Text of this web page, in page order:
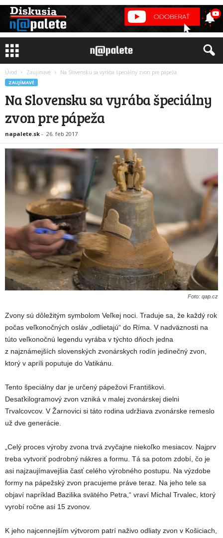
Úvod Zaujímavé Na Slovensku sa vyrába špeciálny zvon pre pápeža
ZAUJÍMAVÉ
Na Slovensku sa vyrába špeciálny
zvon pre pápeža
napalete.sk - 26. feb 2017
Foto: qap.cz
Zvony sú dôležitým symbolom Veľkej noci. Traduje sa, že každý rok
počas veľkonočných osláv „odlietajú“ do Ríma. V nadväznosti na
túto veľkonočnú legendu vyrába v týchto dňoch jedna
z najznámejších slovenských zvonárskych rodín jedinečný zvon,
ktorý v apríli poputuje do Vatikánu.
Tento špeciálny dar je určený pápežovi Františkovi.
Desaťkilogramový zvon vzniká v malej zvonárskej dielni
Trvalcovcov. V Žarnovici si táto rodina udržiava zvonárske remeslo
už dve generácie.
„Celý proces výroby zvona trvá zvyčajne niekoľko mesiacov. Najprv
treba vytvoriť podrobný nákres a formu. Tá sa potom zdobí, čo je
asi najzaujímavejšia časť celého výrobného postupu. Na výzdobe
formy na pápežský zvon pracujeme práve teraz. Na jeho tele sa
objaví napríklad Bazilika svätého Petra,“ vraví Michal Trvalec, ktorý
vyrobí ročne asi 15 zvonov.
K jeho najcennejším výtvorom patrí naživo odliaty zvon v Košiciach,